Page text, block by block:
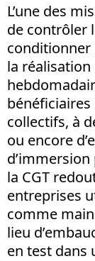
L’une des
de contrôler
conditionner
la réalisation
bénéficiaires
collectifs, à
ou encore
la CGT
entreprises
comme
lieu
en test dans